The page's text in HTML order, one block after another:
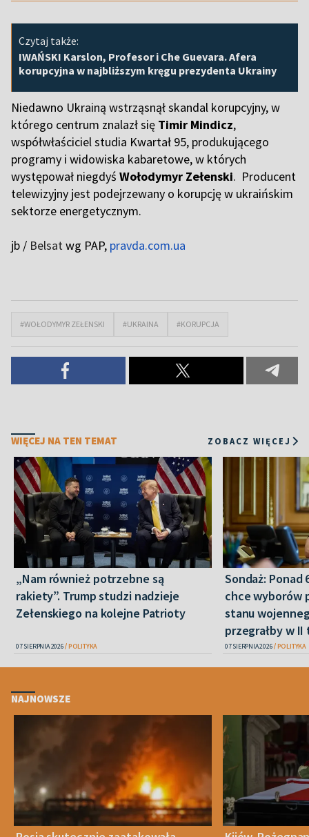
Czytaj także:
IWAŃSKI Karslon, Profesor i Che Guevara. Afera
korupcyjna w najbliższym kręgu prezydenta Ukrainy
Niedawno Ukrainą wstrząsnął skandal korupcyjny, w
którego centrum znalazł się Timir Mindicz,
współwłaściciel studia Kwartał 95, produkującego
programy i widowiska kabaretowe, w których
występował niegdyś Wołodymyr Zełenski. Producent
telewizyjny jest podejrzewany o korupcję w ukraińskim
sektorze energetycznym.
jb / Belsatwg PAP, pravda.com.ua
#WOŁODYMYR ZEŁENSKI #UKRAINA #KORUPCJA
WIĘCEJ NA TEN TEMAT ZOBACZ WIĘCEJ
„Nam również potrzebne są
rakiety”. Trump studzi nadzieje
Zełenskiego na kolejne Patrioty
07 SIERPNIA 2026 POLITYKA
Sondaż: Ponad
chce wyborów
stanu
przegrałby w II
07 SIERPNIA 2026 POLITYKA
NAJNOWSZE